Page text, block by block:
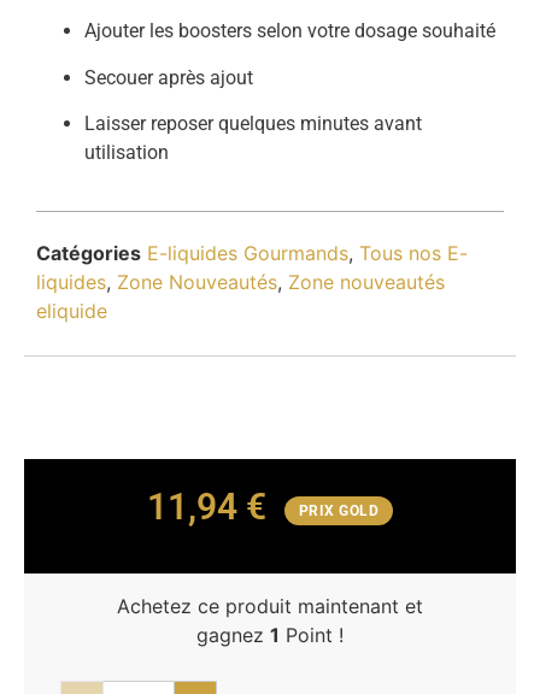
Ajouter les boosters selon votre dosage souhaité
Secouer après ajout
Laisser reposer quelques minutes avant
utilisation
Catégories E-liquides Gourmands, Tous nos E-
liquides, Zone Nouveautés, Zone nouveautés
eliquide
11,94 € PRIX GOLD
Achetez ce produit maintenant et
gagnez 1 Point !